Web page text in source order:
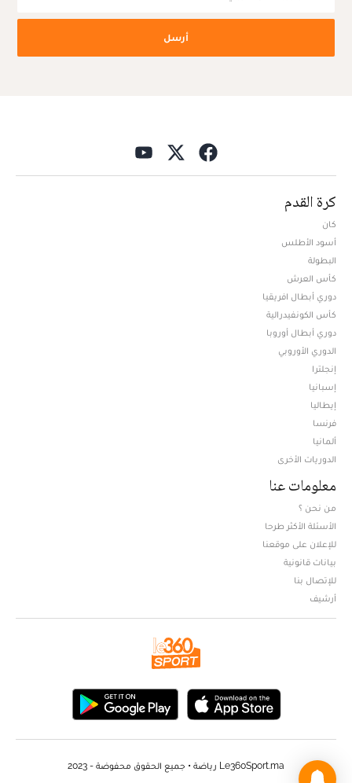
أرسل
كرة القدم
كان
أسود الأطلس
البطولة
كأس العرش
دوري أبطال افريقيا
كأس الكونفيدرالية
دوري أبطال أوروبا
الدوري الأوروبي
إنجلترا
إسبانيا
إيطاليا
فرنسا
ألمانيا
الدوريات الأخرى
معلومات عنا
من نحن ؟
الأسئلة الأكثر طرحا
للإعلان على موقعنا
بيانات قانونية
للإتصال بنا
أرشيف
Le360Sport.ma رياضة • جميع الحقوق محفوضة - 2023